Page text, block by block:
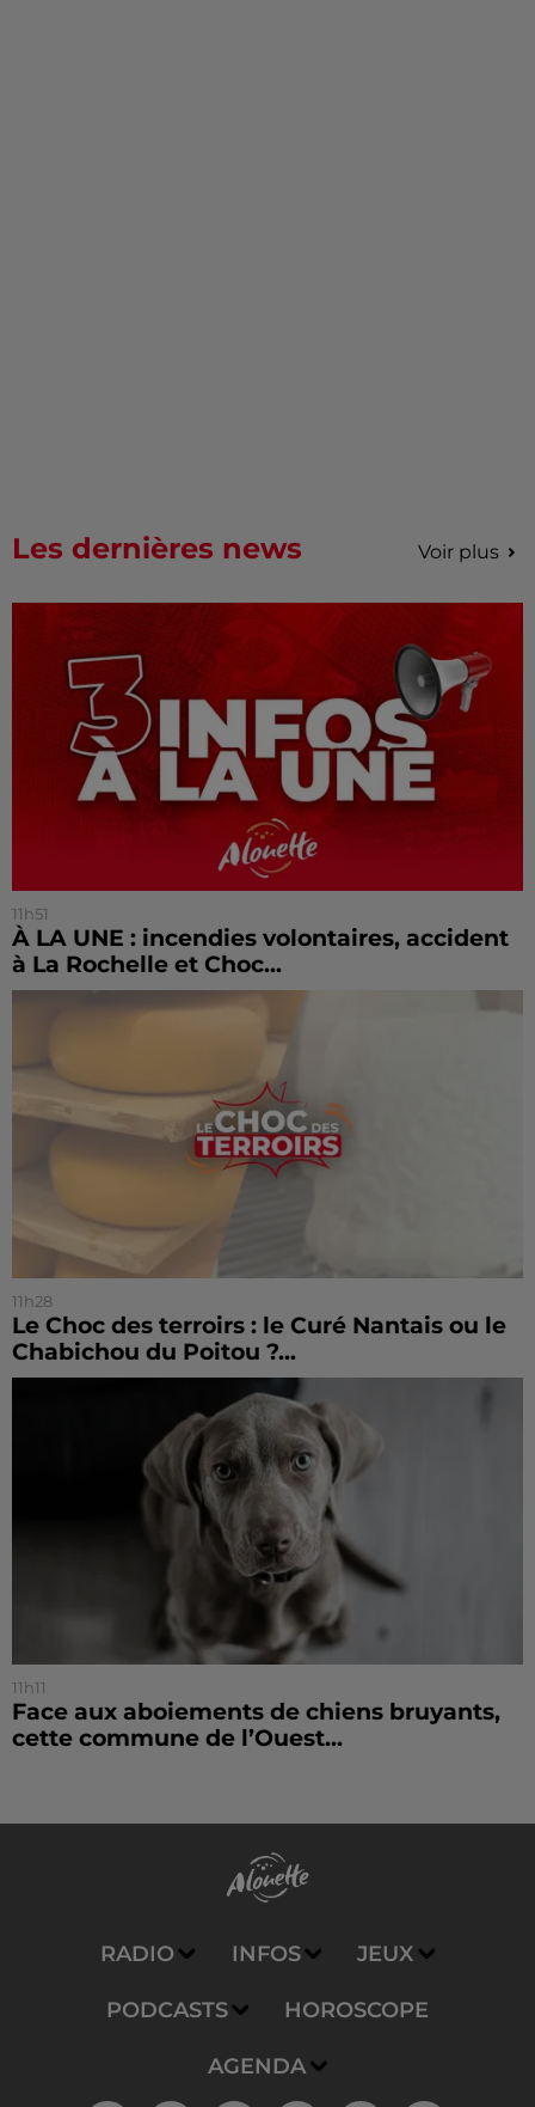
Les dernières news Voir plus
11h51
À LA UNE : incendies volontaires, accident
à La Rochelle et Choc...
11h28
Le Choc des terroirs : le Curé Nantais ou le
Chabichou du Poitou ?...
11h11
Face aux aboiements de chiens bruyants,
cette commune de l’Ouest...
RADIO INFOS JEUX
PODCASTS HOROSCOPE
AGENDA